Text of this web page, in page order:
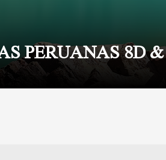
PERUANAS 8D